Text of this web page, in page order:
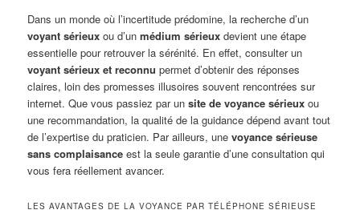
Dans un monde où l’incertitude prédomine, la recherche d’un
voyant sérieux ou d’unmédium sérieux devient une étape
essentielle pour retrouver la sérénité. En effet, consulter un
voyant sérieux et reconnu permet d’obtenir des réponses
claires, loin des promesses illusoires souvent rencontrées sur
internet. Que vous passiez par unsite de voyance sérieux ou
une recommandation, la qualité de la guidance dépend avant tout
de l’expertise du praticien. Par ailleurs, unevoyance sérieuse
sans complaisance est la seule garantie d’une consultation qui
vous fera réellement avancer.
LES AVANTAGES DE LA VOYANCE PAR TÉLÉPHONE SÉRIEUSE